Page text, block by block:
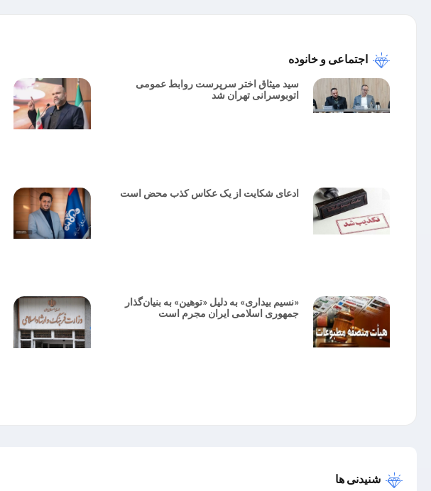
اجتماعی و خانوده
سید میثاق اختر سرپرست روابط عمومی
اتوبوسرانی تهران شد
ادعای شکایت از یک عکاس کذب محض است
«نسیم بیداری» به دلیل «توهین» به بنیان‌گذار
جمهوری اسلامی ایران مجرم است
شنیدنی ها